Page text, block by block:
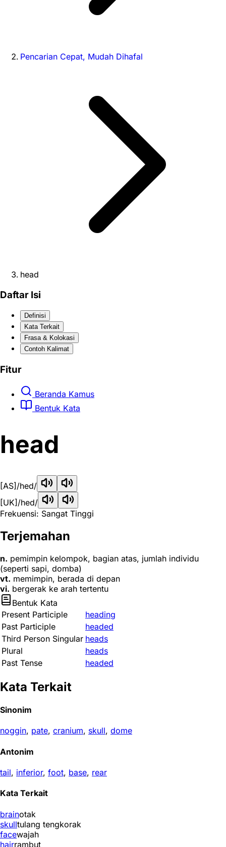
Pencarian Cepat, Mudah Dihafal
head
Daftar Isi
Definisi
Kata Terkait
Frasa & Kolokasi
Contoh Kalimat
Fitur
Beranda Kamus
Bentuk Kata
head
[AS] /hed/
[UK] /hed/
Frekuensi: Sangat Tinggi
Terjemahan
n. pemimpin kelompok, bagian atas, jumlah individu
(seperti sapi, domba)
vt. memimpin, berada di depan
vi. bergerak ke arah tertentu
Bentuk Kata
Present Participle
heading
Past Participle
headed
Third Person Singular heads
Plural
heads
Past Tense
headed
Kata Terkait
Sinonim
noggin, pate, cranium, skull, dome
Antonim
tail, inferior, foot, base, rear
Kata Terkait
brainotak
skulltulang tengkorak
facewajah
hairrambut